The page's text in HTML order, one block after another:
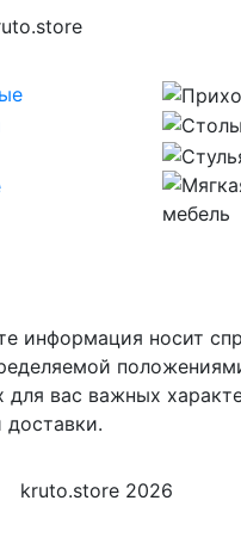
информация носит
для вас важных
доставки.
kruto.store 2026